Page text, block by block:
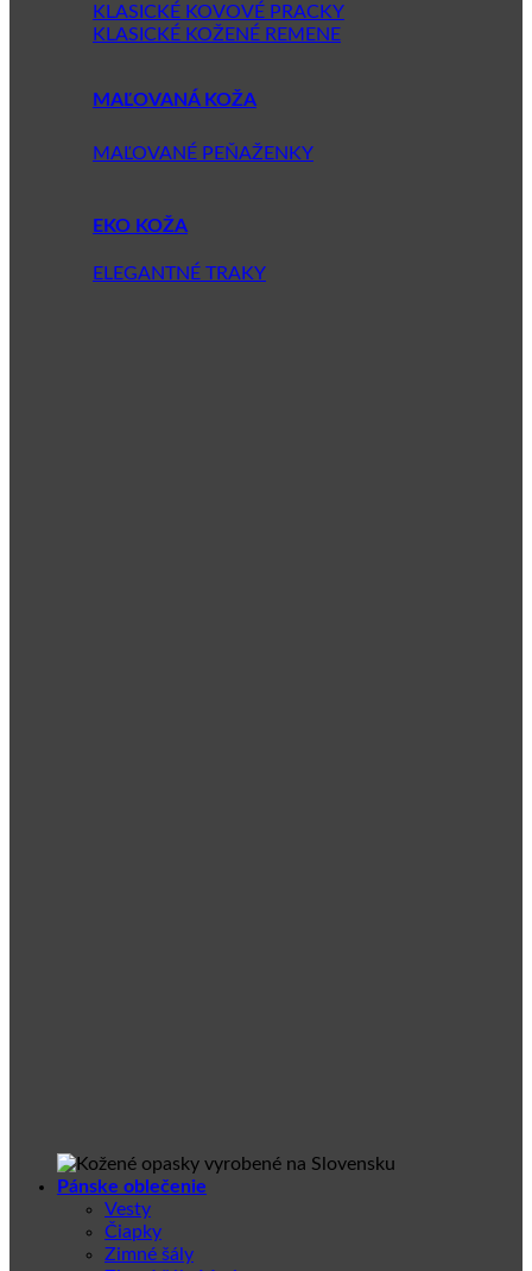
KLASICKÉ KOVOVÉ PRACKY
KLASICKÉ KOŽENÉ REMENE
MAĽOVANÁ KOŽA
MAĽOVANÉ PEŇAŽENKY
EKO KOŽA
ELEGANTNÉ TRAKY
Pánske oblečenie
Vesty
Čiapky
Zimné šály